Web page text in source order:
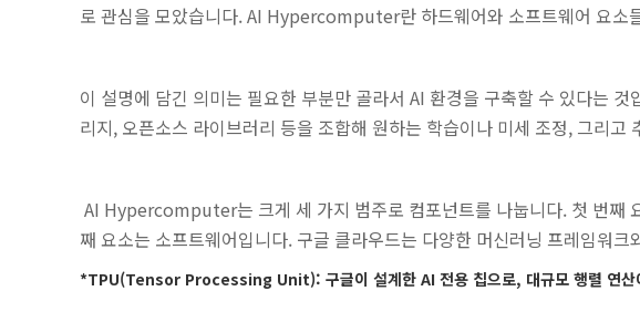
로 관심을 모았습니다. AI Hypercomputer란 하드웨어와 소프트웨어 요소
이 설명에 담긴 의미는 필요한 부분만 골라서 AI 환경을 구축할 수 있다는
리지, 오픈소스 라이브러리 등을 조합해 원하는 학습이나 미세 조정, 그리고
AI Hypercomputer는 크게 세 가지 범주로 컴포넌트를 나눕니다. 첫 번째
째 요소는 소프트웨어입니다. 구글 클라우드는 다양한 머신러닝 프레임워
*TPU(Tensor Processing Unit): 구글이 설계한 AI 전용 칩으로, 대규모 행렬 연산